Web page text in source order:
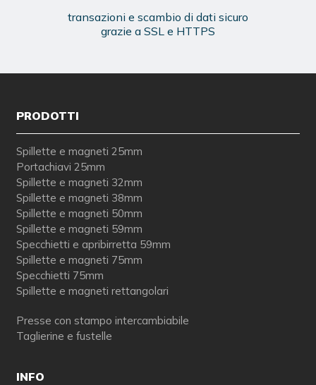
transazioni e scambio di dati sicuro
grazie a SSL e HTTPS
PRODOTTI
Spillette e magneti 25mm
Portachiavi 25mm
Spillette e magneti 32mm
Spillette e magneti 38mm
Spillette e magneti 50mm
Spillette e magneti 59mm
Specchietti e apribirretta 59mm
Spillette e magneti 75mm
Specchietti 75mm
Spillette e magneti rettangolari
Presse con stampo intercambiabile
Taglierine e fustelle
INFO